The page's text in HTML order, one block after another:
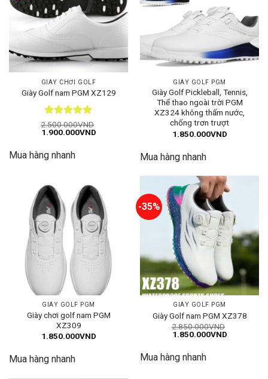
GIÀY CHƠI GOLF
Giày Golf nam PGM XZ129
Được xếp
hạng55
2.500.000VND
Giá
2.500.000VND.
1.900.000VNDGiá
1.900.000VND.
Mua hàng nhanh
GIÀY GOLF PGM
Giày Golf Pickleball, Tennis,
Thể thao ngoài trời PGM
XZ324 không thấm nước,
chống trơn trượt
1.850.000VND
Mua hàng nhanh
GIÀY GOLF PGM
Giày chơi golf nam PGM
XZ309
1.850.000VND
Mua hàng nhanh
-35%
GIÀY GOLF PGM
Giày Golf nam PGM XZ378
2.850.000VND
Giá
2.850.000VND.
1.850.000VNDGiá
Mua hàng nhanh